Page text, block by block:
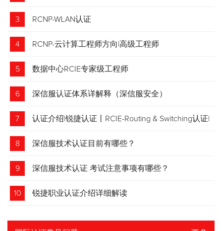
3 RCNP-WLAN认证
4 RCNP-云计算工程师方向|高级工程师
5 数据中心RCIE专家级工程师
6 深信服认证体系详解释（深信服安全）
7 认证介绍|锐捷认证丨RCIE-Routing & Switching认证|
专家级网络工程师
8 深信服技术认证目前有哪些？
9 深信服技术认证 考试注意事项有哪些？
10 锐捷职业认证介绍详细解读